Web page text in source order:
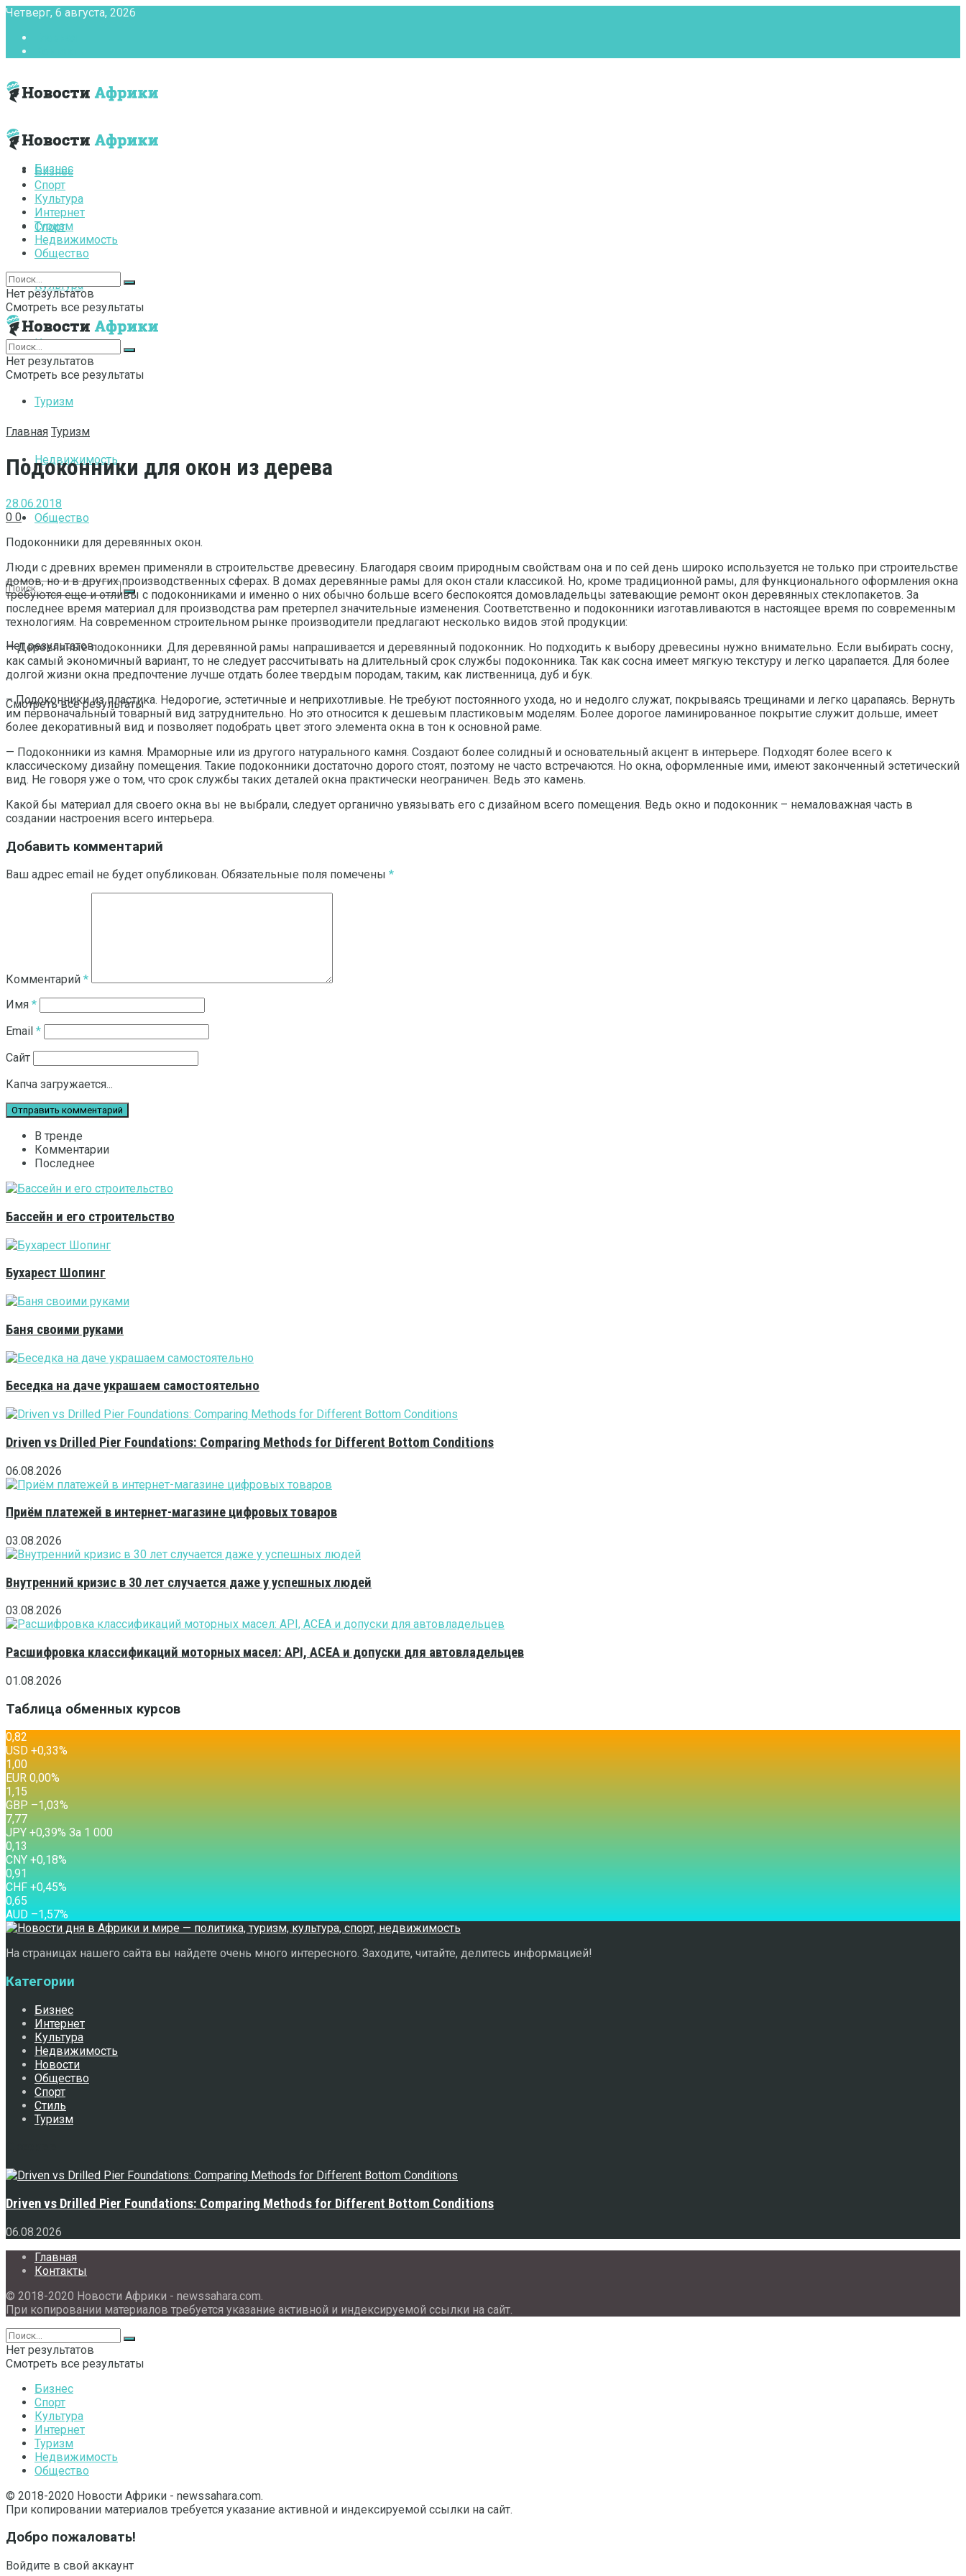
Четверг, 6 августа, 2026
Бизнес
Спорт
Культура
Интернет
Туризм
Недвижимость
Общество
Нет результатов
Смотреть все результаты
Бизнес
Спорт
Культура
Интернет
Туризм
Недвижимость
Общество
Нет результатов
Смотреть все результаты
Нет результатов
Смотреть все результаты
Главная Туризм
Подоконники для окон из дерева
28.06.2018
0 0
Подоконники для деревянных окон.
Люди с древних времен применяли в строительстве древесину. Благодаря своим природным свойствам она и по сей день широко используется не только при строительстве
домов, но и в других производственных сферах. В домах деревянные рамы для окон стали классикой. Но, кроме традиционной рамы, для функционального оформления окна
требуются еще и отливы с подоконниками и именно о них обычно больше всего беспокоятся домовладельцы затевающие ремонт окон деревянных стеклопакетов. За
последнее время материал для производства рам претерпел значительные изменения. Соответственно и подоконники изготавливаются в настоящее время по современным
технологиям. На современном строительном рынке производители предлагают несколько видов этой продукции:
— Деревянные подоконники. Для деревянной рамы напрашивается и деревянный подоконник. Но подходить к выбору древесины нужно внимательно. Если выбирать сосну,
как самый экономичный вариант, то не следует рассчитывать на длительный срок службы подоконника. Так как сосна имеет мягкую текстуру и легко царапается. Для более
долгой жизни окна предпочтение лучше отдать более твердым породам, таким, как лиственница, дуб и бук.
– Подоконники из пластика. Недорогие, эстетичные и неприхотливые. Не требуют постоянного ухода, но и недолго служат, покрываясь трещинами и легко царапаясь. Вернуть
им первоначальный товарный вид затруднительно. Но это относится к дешевым пластиковым моделям. Более дорогое ламинированное покрытие служит дольше, имеет
более декоративный вид и позволяет подобрать цвет этого элемента окна в тон к основной раме.
— Подоконники из камня. Мраморные или из другого натурального камня. Создают более солидный и основательный акцент в интерьере. Подходят более всего к
классическому дизайну помещения. Такие подоконники достаточно дорого стоят, поэтому не часто встречаются. Но окна, оформленные ими, имеют законченный эстетический
вид. Не говоря уже о том, что срок службы таких деталей окна практически неограничен. Ведь это камень.
Какой бы материал для своего окна вы не выбрали, следует органично увязывать его с дизайном всего помещения. Ведь окно и подоконник – немаловажная часть в
создании настроения всего интерьера.
Добавить комментарий
Ваш адрес email не будет опубликован. Обязательные поля помечены *
Комментарий *
Имя *
Email *
Сайт
Капча загружается...
В тренде
Комментарии
Последнее
Бассейн и его строительство
Бухарест Шопинг
Баня своими руками
Беседка на даче украшаем самостоятельно
Driven vs Drilled Pier Foundations: Comparing Methods for Different Bottom Conditions
06.08.2026
Приём платежей в интернет-магазине цифровых товаров
03.08.2026
Внутренний кризис в 30 лет случается даже у успешных людей
03.08.2026
Расшифровка классификаций моторных масел: API, ACEA и допуски для автовладельцев
01.08.2026
Таблица обменных курсов
0,82
USD +0,33%
1,00
EUR 0,00%
1,15
GBP –1,03%
7,77
JPY +0,39% За 1 000
0,13
CNY +0,18%
0,91
CHF +0,45%
0,65
AUD –1,57%
На страницах нашего сайта вы найдете очень много интересного. Заходите, читайте, делитесь информацией!
Категории
Бизнес
Интернет
Культура
Недвижимость
Новости
Общество
Спорт
Стиль
Туризм
Driven vs Drilled Pier Foundations: Comparing Methods for Different Bottom Conditions
06.08.2026
Главная
Контакты
© 2018-2020 Новости Африки - newssahara.com.
При копировании материалов требуется указание активной и индексируемой ссылки на сайт.
Нет результатов
Смотреть все результаты
Бизнес
Спорт
Культура
Интернет
Туризм
Недвижимость
Общество
© 2018-2020 Новости Африки - newssahara.com.
При копировании материалов требуется указание активной и индексируемой ссылки на сайт.
Добро пожаловать!
Войдите в свой аккаунт